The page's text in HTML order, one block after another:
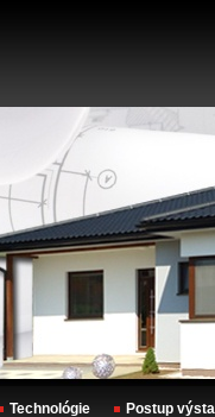
Technológie Postup